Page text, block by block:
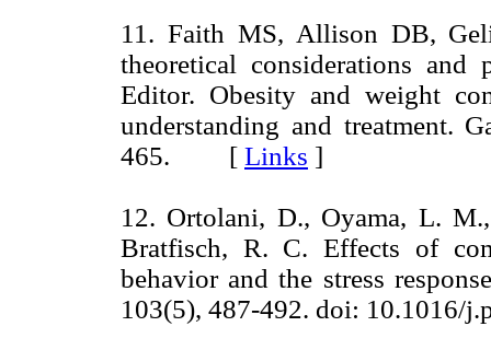
11. Faith MS, Allison DB,
theoretical considerations and
Editor. Obesity and weight
understanding and treatment.
465. [ Links ]
12. Ortolani, D., Oyama, L.
Bratfisch, R. C. Effects of
behavior and the stress
103(5), 487-492. doi: